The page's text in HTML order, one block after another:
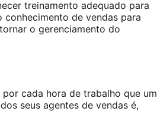
treinamento adequado para
de vendas para
o gerenciamento do
cada hora de trabalho que um
seus agentes de vendas é,